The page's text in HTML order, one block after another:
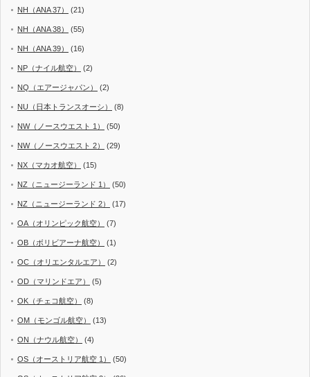
NH（ANA 37） (21)
NH（ANA 38） (55)
NH（ANA 39） (16)
NP（ナイル航空） (2)
NQ（エアージャパン） (2)
NU（日本トランスオーシ） (8)
NW（ノースウエスト 1） (50)
NW（ノースウエスト 2） (29)
NX（マカオ航空） (15)
NZ（ニュージーランド 1） (50)
NZ（ニュージーランド 2） (17)
OA（オリンピック航空） (7)
OB（ボリビアーナ航空） (1)
OC（オリエンタルエア） (2)
OD（マリンドエア） (5)
OK（チェコ航空） (8)
OM（モンゴル航空） (13)
ON（ナウル航空） (4)
OS（オーストリア航空 1） (50)